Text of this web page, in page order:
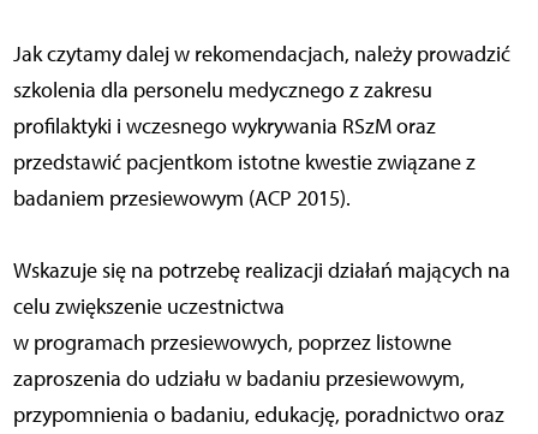
Jak czytamy dalej w rekomendacjach, należy prowadzić
szkolenia dla personelu medycznego z zakresu
profilaktyki i wczesnego wykrywania RSzM oraz
przedstawić pacjentkom istotne kwestie związane z
badaniem przesiewowym (ACP 2015).
Wskazuje się na potrzebę realizacji działań mających na
celu zwiększenie uczestnictwa
w programach przesiewowych, poprzez listowne
zaproszenia do udziału w badaniu przesiewowym,
przypomnienia o badaniu, edukację, poradnictwo oraz